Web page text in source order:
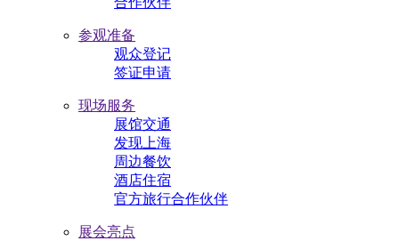
参观准备
观众登记
签证申请
现场服务
展馆交通
发现上海
周边餐饮
酒店住宿
官方旅行合作伙伴
展会亮点